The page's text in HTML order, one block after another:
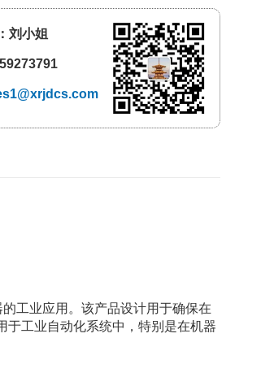
刘小姐
工业应用。该产品设计用于确保在
于工业自动化系统中，特别是在机器